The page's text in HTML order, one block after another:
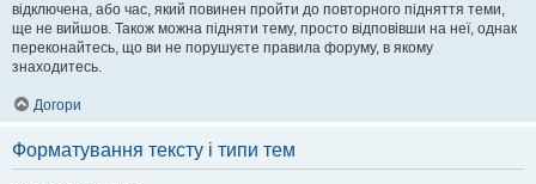
відключена, або час, який повинен пройти до повторного підняття теми,
ще не вийшов. Також можна підняти тему, просто відповівши на неї, однак
переконайтесь, що ви не порушуєте правила форуму, в якому
знаходитесь.
Догори
Форматування тексту і типи тем